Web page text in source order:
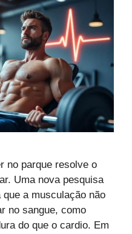
no parque resolve o
Uma nova pesquisa
a musculação não
no sangue, como
do que o cardio. Em